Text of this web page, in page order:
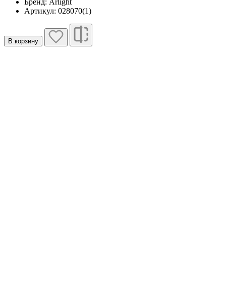
Бренд: Arlight
Артикул: 028070(1)
В корзину